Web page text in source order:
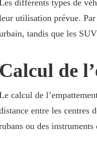
différents types de
utilisation prévue.
tandis que les
Calcul de
calcul de
entre les centres
ou des